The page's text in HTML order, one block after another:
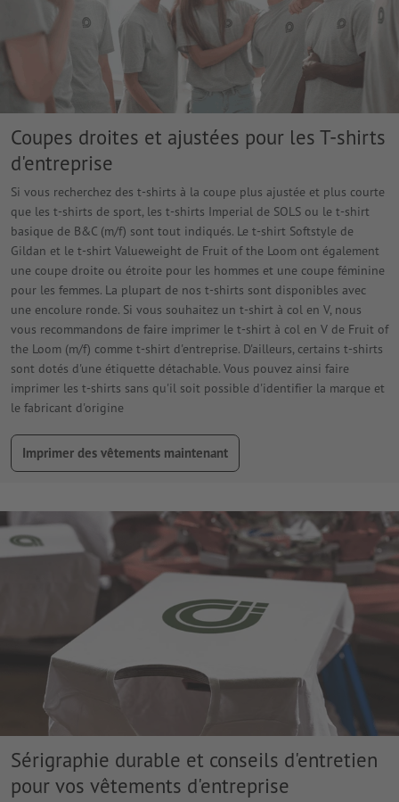
Coupes droites et ajustées pour les T-shirts
d'entreprise
Si vous recherchez des t-shirts à la coupe plus ajustée et plus courte
que les t-shirts de sport, les t-shirts Imperial de SOLS ou le t-shirt
basique de B&C (m/f) sont tout indiqués. Le t-shirt Softstyle de
Gildan et le t-shirt Valueweight de Fruit of the Loom ont également
une coupe droite ou étroite pour les hommes et une coupe féminine
pour les femmes. La plupart de nos t-shirts sont disponibles avec
une encolure ronde. Si vous souhaitez un t-shirt à col en V, nous
vous recommandons de faire imprimer le t-shirt à col en V de Fruit of
the Loom (m/f) comme t-shirt d'entreprise. D'ailleurs, certains t-shirts
sont dotés d'une étiquette détachable. Vous pouvez ainsi faire
imprimer les t-shirts sans qu'il soit possible d'identifier la marque et
le fabricant d'origine
Imprimer des vêtements maintenant
Sérigraphie durable et conseils d'entretien
pour vos vêtements d'entreprise